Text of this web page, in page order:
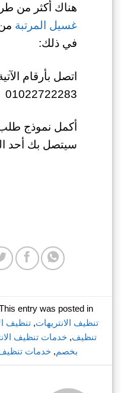
هناك أكثر من
غسيل المرتبة
في ذلك:
01022722283
أكمل نموذج
سيتصل بك أحد
entry was posted in
تنظيف الانتريهات,تنظيف
تنظيف, خدمات تنظيف
بخصم, خدمات تنظيف